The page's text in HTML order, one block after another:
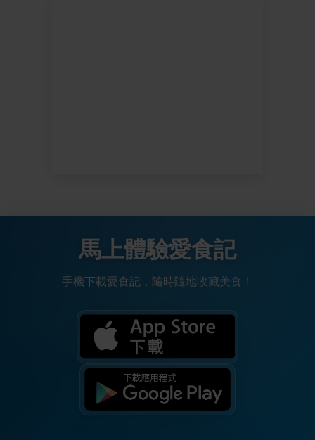
馬上體驗愛食記
手機下載愛食記，隨時隨地收藏美食！